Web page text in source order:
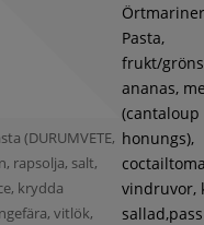
(DURUMVETE,
rapsolja, salt,
krydda
vitlök,
Pasta,
frukt/
ananas,
(cantaloup
honungs),
vindruvor,